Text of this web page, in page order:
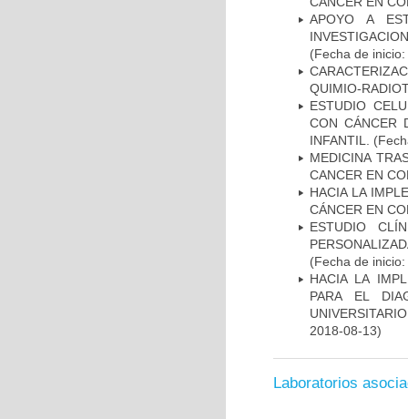
APOYO A
(Fecha de
QUIMIO-
ESTUDIO
CON CÁNCER
INFANTIL.
MEDICINA
CANCER EN
HACIA LA
CÁNCER EN
ESTUDIO
(Fecha de
HACIA LA
PARA EL
2018-08-13)
Laboratorios